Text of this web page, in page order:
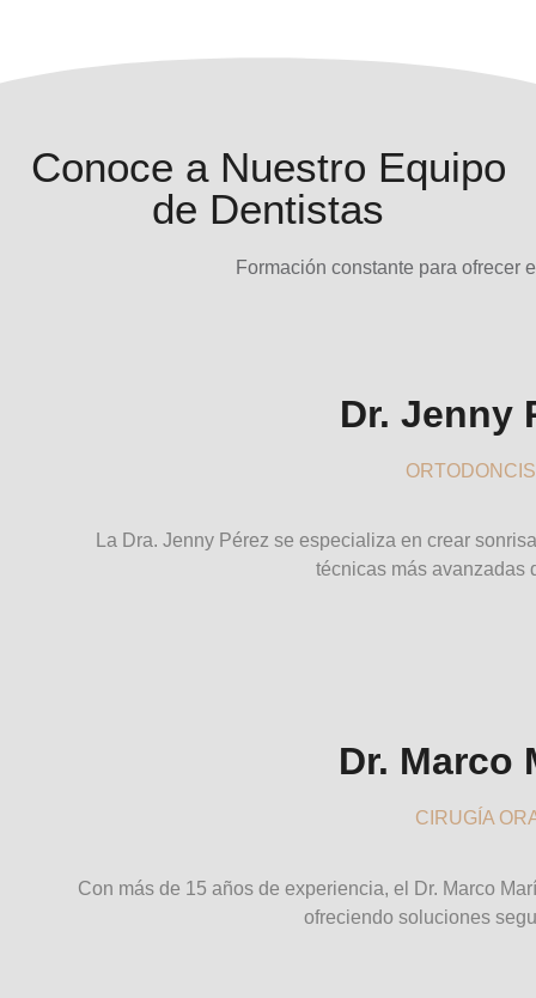
Conoce a Nuestro Equipo
de Dentistas
Formación constante para ofrecer
Dr. Jenny
La Dra. Jenny Pérez se especializa en crear
técnicas más avanzadas
Dr. Marco
CIRUGÍA
Con más de 15 años de experiencia, el Dr. Marco
ofreciendo soluciones